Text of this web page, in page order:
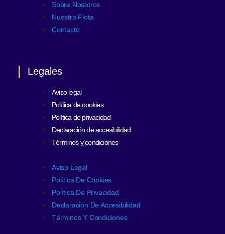
Sobre Nosotros
Nuestra Flota
Contacto
Legales
Aviso legal
Política de cookies
Política de privacidad
Declaración de accesibilidad
Términos y condiciones
Aviso Legal
Política De Cookies
Política De Privacidad
Declaración De Accesibilidad
Términos Y Condiciones